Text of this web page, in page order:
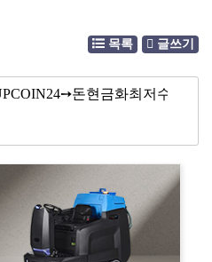
목록 글쓰기